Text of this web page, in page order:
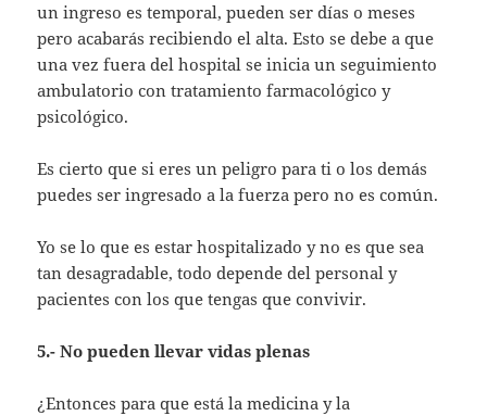
un ingreso es temporal, pueden ser días o meses
pero acabarás recibiendo el alta. Esto se debe a que
una vez fuera del hospital se inicia un seguimiento
ambulatorio con tratamiento farmacológico y
psicológico.
Es cierto que si eres un peligro para ti o los demás
puedes ser ingresado a la fuerza pero no es común.
Yo se lo que es estar hospitalizado y no es que sea
tan desagradable, todo depende del personal y
pacientes con los que tengas que convivir.
5.- No pueden llevar vidas plenas
¿Entonces para que está la medicina y la